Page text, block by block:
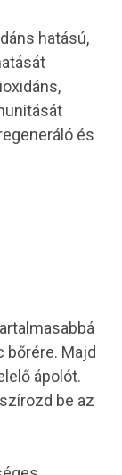
hatású,
és
bőrére. Majd
ápolót.
be az